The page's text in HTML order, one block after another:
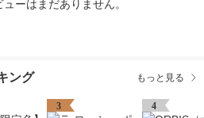
ーはまだありません。
ング もっと見る
3 4